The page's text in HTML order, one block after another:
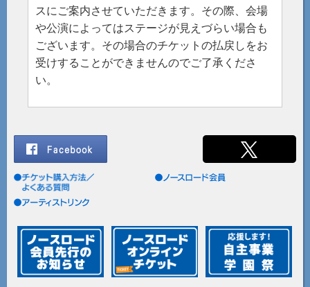
スにご案内させていただきます。その際、会場
や公演によってはステージが見えづらい場合も
ございます。その場合のチケットの払戻しをお
受けすることができませんのでご了承くださ
い。